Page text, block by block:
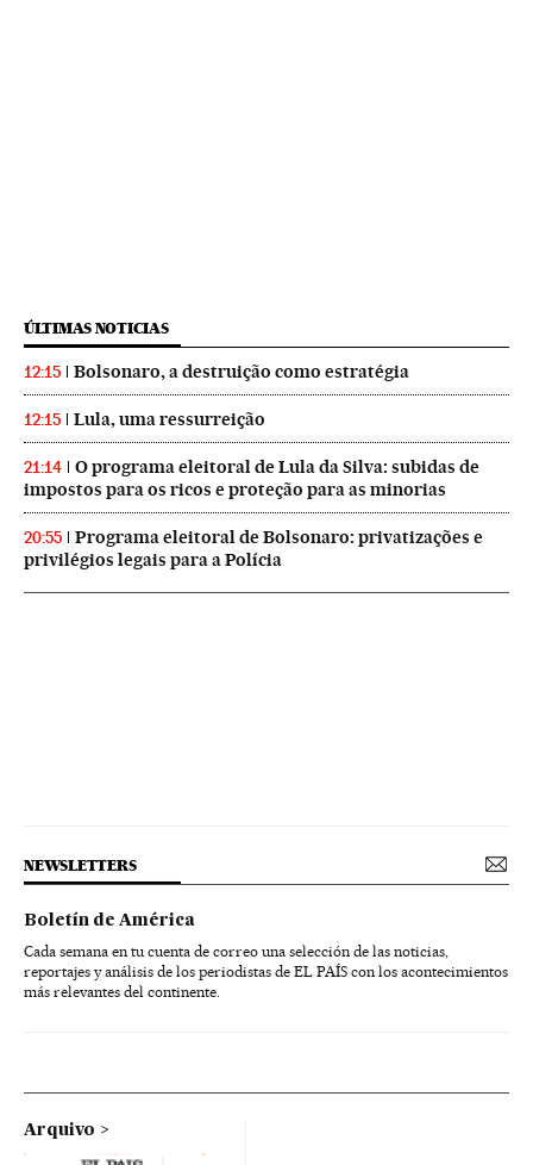
ÚLTIMAS NOTICIAS
12:15 Bolsonaro, a destruição como estratégia
12:15 Lula, uma ressurreição
21:14
O programa eleitoral de Lula da Silva: subidas de
impostos para os ricos e proteção para as minorias
20:55
Programa eleitoral de Bolsonaro: privatizações e
privilégios legais para a Polícia
NEWSLETTERS
Boletín de América
Cada semana en tu cuenta de correo una selección de las noticias,
reportajes y análisis de los periodistas de EL PAÍS con los acontecimientos
más relevantes del continente.
Arquivo